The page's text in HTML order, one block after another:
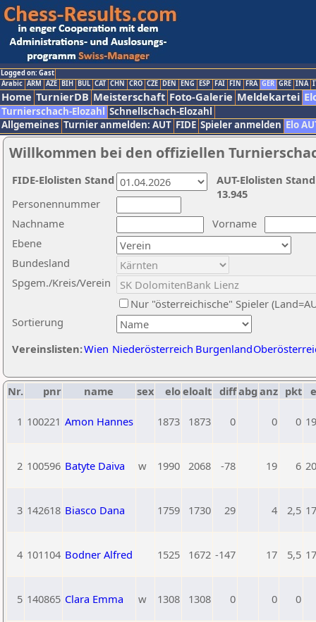
Logged on: Gast
Arabic ARM AZE BIH BUL CAT CHN CRO CZE DEN ENG ESP FAI FIN FRA GER GRE INA
Home TurnierDB Meisterschaft Foto-Galerie Meldekartei
Turnierschach-Elozahl Schnellschach-Elozahl
Allgemeines Turnier anmelden: AUT FIDE Spieler anmelden Elo
Willkommen bei den offiziellen
Nachname
Vorname
Ebene
Sortierung
Personennummer
Bundesland
Spgem./Kreis/Verein
Nur "österreichische" Spieler
Vereinslisten:Wien Niederösterreich Burgenland
AUT-Elolisten
13.945
FIDE-Elolisten Stand
Nr. pnr name sex eloeloalt diffabg anz pkt
1 100221 Amon Hannes 1873 1873 0 0 0
2 100596 Batyte Daiva w 1990 2068 -78 19 6
3 142618 Biasco Dana 1759 1730 29 4 2,5
4 101104 Bodner Alfred 1525 1672 -147 17 5,5
5 140865 Clara Emma w 1308 1308 0 0 0